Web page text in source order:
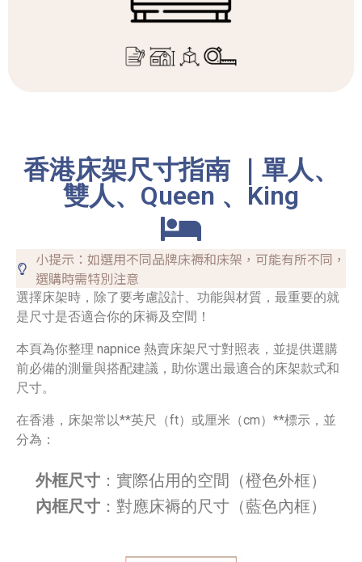
香港床架尺寸指南 ｜單人、
雙人、Queen 、King
小提示：如選用不同品牌床褥和床架，可能有所不同，
選購時需特別注意
選擇床架時，除了要考慮設計、功能與材質，最重要的就
是尺寸是否適合你的床褥及空間！
本頁為你整理 napnice 熱賣床架尺寸對照表，並提供選購
前必備的測量與搭配建議，助你選出最適合的床架款式和
尺寸。
在香港，床架常以**英尺（ft）或厘米（cm）**標示，並
分為：
外框尺寸 ：實際佔用的空間（橙色外框）
內框尺寸 ：對應床褥的尺寸（藍色內框）